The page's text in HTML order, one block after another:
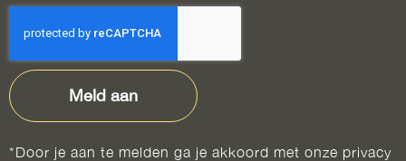
Meld aan
*Door je aan te melden ga je akkoord met onze privacy